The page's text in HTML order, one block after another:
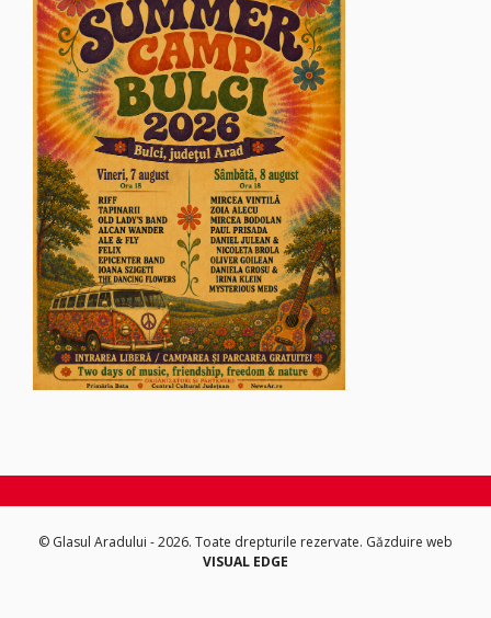
© Glasul Aradului - 2026. Toate drepturile rezervate. Găzduire web
VISUAL EDGE